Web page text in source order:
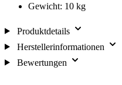
Gewicht: 10 kg
Produktdetails
Herstellerinformationen
Bewertungen